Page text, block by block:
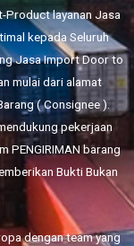
Product layanan Jasa
kepada Seluruh
Jasa Import Door to
mulai dari alamat
( Consignee ).
pekerjaan
PENGIRIMAN barang
Bukti Bukan
dengan team yang